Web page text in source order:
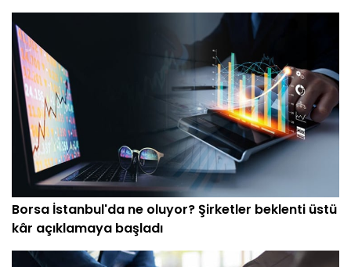
Borsa İstanbul'da ne oluyor? Şirketler beklenti üstü
kâr açıklamaya başladı